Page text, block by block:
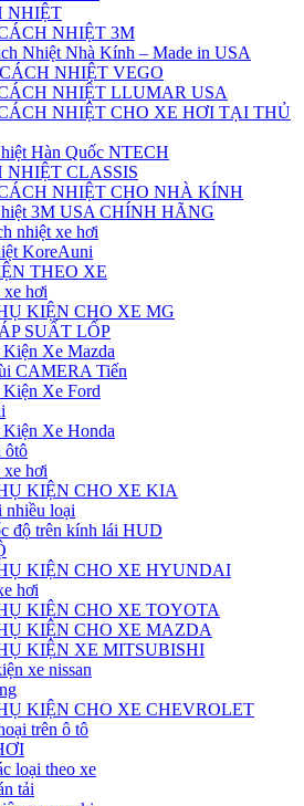
NHIỆT
NHIỆT 3M
Nhiệt Nhà Kính – Made in USA
NHIỆT VEGO
NHIỆT LLUMAR USA
NHIỆT CHO XE HƠI TẠI THỦ
Hàn Quốc NTECH
NHIỆT CLASSIS
NHIỆT CHO NHÀ KÍNH
3M USA CHÍNH HÃNG
nhiệt xe hơi
KoreAuni
THEO XE
xe hơi
KIỆN CHO XE MG
SUẤT LỐP
Xe Mazda
CAMERA Tiến
Xe Ford
Xe Honda
ôtô
hơi
KIỆN CHO XE KIA
nhiều loại
độ trên kính lái HUD
KIỆN CHO XE HYUNDAI
hơi
KIỆN CHO XE TOYOTA
KIỆN CHO XE MAZDA
KIỆN XE MITSUBISHI
xe nissan
KIỆN CHO XE CHEVROLET
trên ô tô
loại theo xe
tải